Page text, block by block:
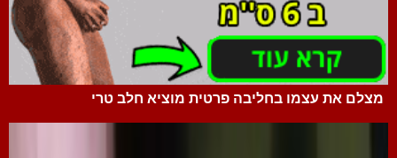
מצלם את עצמו בחליבה פרטית מוציא חלב טרי